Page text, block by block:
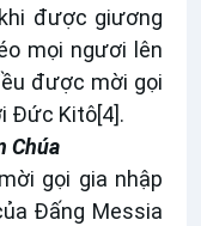
được giương
mọi ngươi lên
được mời gọi
Đức Kitô[4].
Chúa
gọi gia nhập
Đấng Messia